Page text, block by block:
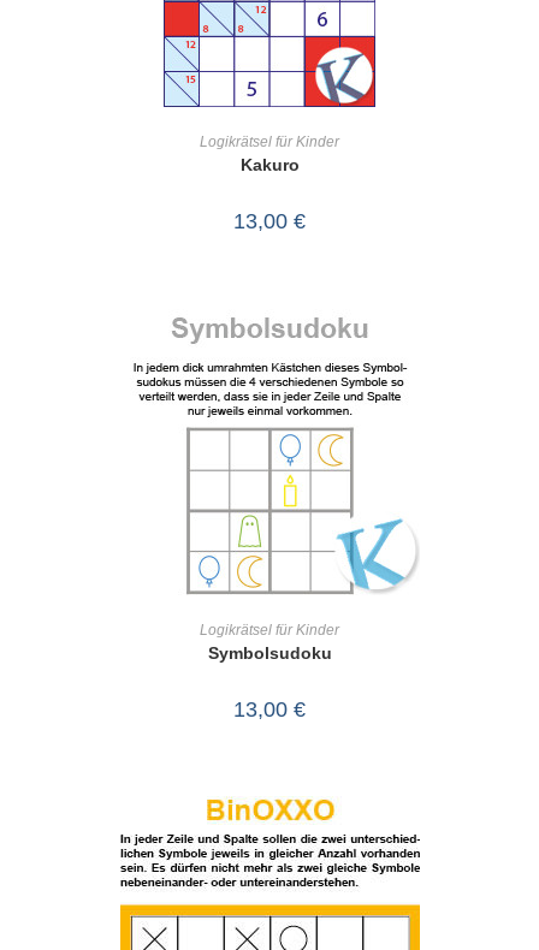
Logikrätsel für Kinder
Kakuro
13,00 €
Logikrätsel für Kinder
Symbolsudoku
13,00 €